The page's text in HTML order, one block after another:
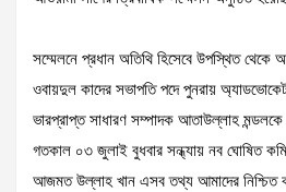
সম্মেলনে প্রধান অতিথি হিসেবে উপস্থিত থেকে
ওবায়দুল কাদের সভাপতি পদে পুনরায়
ভারপ্রাপ্ত সাধারণ সম্পাদক আতাউল্লাহ
গতকাল ০৩ জুলাই বুধবার সন্ধ্যায় নব ঘোষিত
আজমত উল্লাহ খান এসব তথ্য আমাদের নিশ্চিত